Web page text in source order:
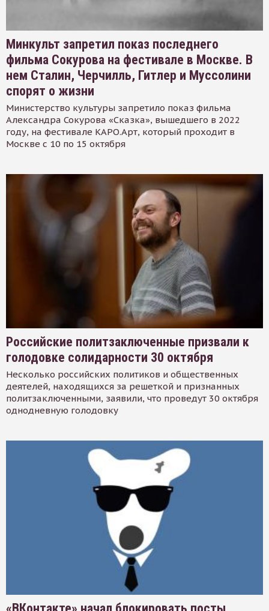
Минкульт запретил показ последнего
фильма Сокурова на фестивале в Москве. В
нем Сталин, Черчилль, Гитлер и Муссолини
спорят о жизни
Министерство культуры запретило показ фильма
Александра Сокурова «Сказка», вышедшего в 2022
году, на фестивале КАРО.Арт, который проходит в
Москве с 10 по 15 октября
Российские политзаключенные призвали к
голодовке солидарности 30 октября
Несколько российских политиков и общественных
деятелей, находящихся за решеткой и признанных
политзаключенными, заявили, что проведут 30 октября
однодневную голодовку